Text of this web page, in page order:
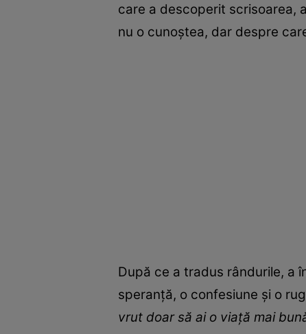
care a descoperit scrisoarea,
nu o cunoștea, dar despre
După ce a tradus rândurile, a
speranță, o confesiune și o
vrut doar să ai o viață mai